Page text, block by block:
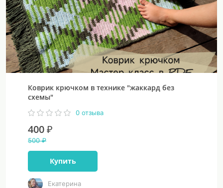
Коврик крючком в технике "жаккард без
схемы"
0 отзыва
400 ₽
500 ₽
Купить
Екатерина